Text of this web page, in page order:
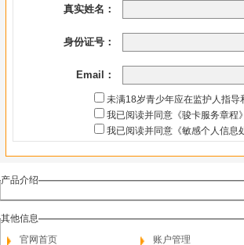
真实姓名：
身份证号：
Email：
未满18岁青少年应在监护人指导
我已阅读并同意《骏卡服务章程》
我已阅读并同意《敏感个人信息
产品介绍
其他信息
官网首页
账户管理